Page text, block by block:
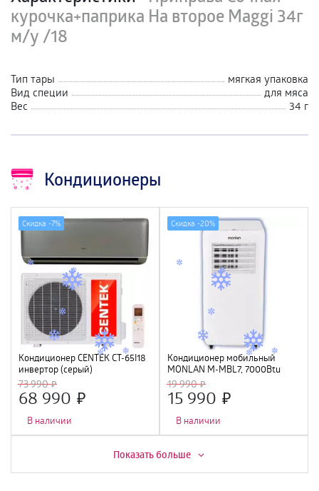
курочка+паприка На второе Maggi 34г
м/у /18
Тип тары
мягкая упаковка
Вид специи
для мяса
Вес
34 г
Кондиционеры
Кондиционер CENTEK CT-65I18
инвертор (серый)
(5400/5580W) 4D, 4 фильтра,
УФ лампа, R32, A++
73 990
68 990
В наличии
Скидка -7%
Кондиционер мобильный
MONLAN M-MBL7, 7000Btu
19 990
15 990
В наличии
Скидка -20%
Показать больше